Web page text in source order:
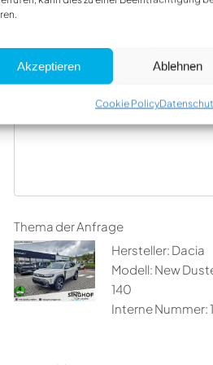
Akzeptieren Ablehnen
Cookie Policy
Thema der Anfrage
Hersteller: Dacia
Modell: New
140
Interne Nummer: